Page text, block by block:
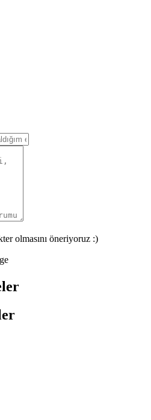
olmasını öneriyoruz :)